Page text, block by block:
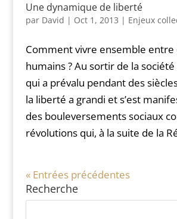
Une dynamique de liberté
par David | Oct 1, 2013 | Enjeux
Comment vivre ensemble entre
humains ? Au sortir de la
qui a prévalu pendant des
la liberté a grandi et s’est
des bouleversements sociaux
révolutions qui, à la suite de la
« Entrées précédentes
Recherche